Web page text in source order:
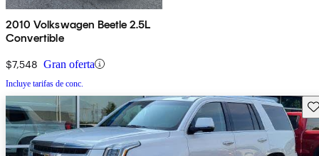
2010 Volkswagen Beetle 2.5L
Convertible
$7,548 Gran oferta
Incluye tarifas de conc.